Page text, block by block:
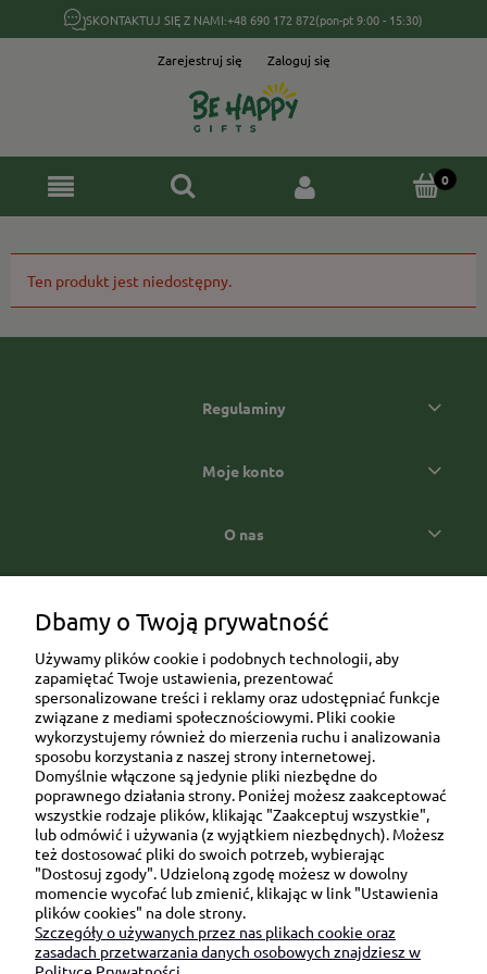
SKONTAKTUJ SIĘ Z NAMI:+48 690 172 872(pon-pt 9:00 - 15:30)
Zarejestruj się Zaloguj się
Ten produkt jest niedostępny.
Regulaminy
Moje konto
O nas
Ul. Brukowa 6/8 lok. 57/58
91-341 Łódź
NIP: 6751510615
SKONTAKTUJ SIĘ Z NAMI:
sklep@be-happygifts.com
+48 690 172 872
Dbamy o Twoją prywatność
Używamy plików cookie i podobnych technologii, aby
zapamiętać Twoje ustawienia, prezentować
spersonalizowane treści i reklamy oraz udostępniać funkcje
związane z mediami społecznościowymi. Pliki cookie
wykorzystujemy również do mierzenia ruchu i analizowania
sposobu korzystania z naszej strony internetowej.
Domyślnie włączone są jedynie pliki niezbędne do
poprawnego działania strony. Poniżej możesz zaakceptować
wszystkie rodzaje plików, klikając "Zaakceptuj wszystkie",
lub odmówić i używania (z wyjątkiem niezbędnych). Możesz
też dostosować pliki do swoich potrzeb, wybierając
"Dostosuj zgody". Udzieloną zgodę możesz w dowolny
momencie wycofać lub zmienić, klikając w link "Ustawienia
plików cookies" na dole strony.
Szczegóły o używanych przez nas plikach cookie oraz
zasadach przetwarzania danych osobowych znajdziesz w